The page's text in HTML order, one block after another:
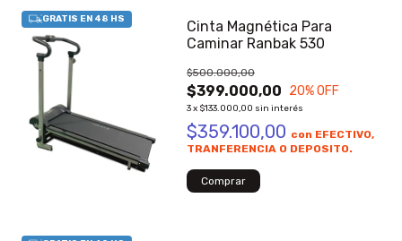
Cinta Magnética Para
Caminar Ranbak 530
$399.000,00
$500.000,00
20% OFF
3x $133.000,00 sin interés
$359.100,00 con EFECTIVO,
TRANFERENCIA O DEPOSITO.